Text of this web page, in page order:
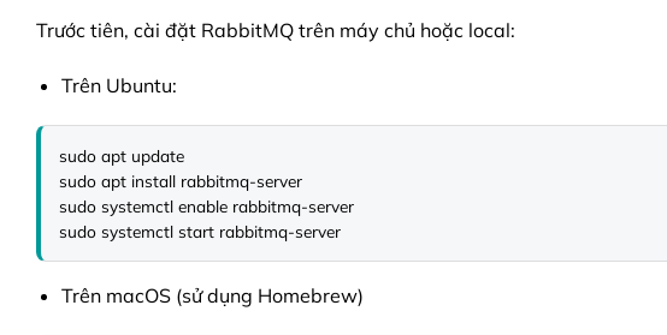
Trước tiên, cài đặt RabbitMQ trên máy chủ hoặc local:
Trên Ubuntu:
sudo apt update
sudo apt install rabbitmq-server
sudo systemctl enable rabbitmq-server
sudo systemctl start rabbitmq-server
Trên macOS (sử dụng Homebrew)